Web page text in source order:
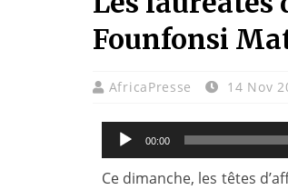
Founfonsi
AfricaPresse 14 Nov
Audio
Player
00:00
Ce dimanche, les têtes